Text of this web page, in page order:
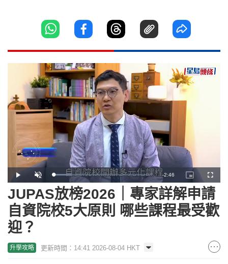
Play Unmute Loaded:
17.84%
Remaining
Time
-2:46
Picture-
in-
Picture
JUPAS放榜2026｜專家詳解申請
自資院校5大原則 哪些課程最受歡
迎？
升學攻略 更新時間：14:41 2026-08-04 HKT